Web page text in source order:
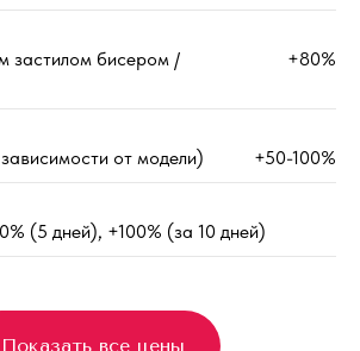
застилом бисером /
+80%
от модели) +50-100%
(5 дней), +100% (за 10 дней)
Показать все цены